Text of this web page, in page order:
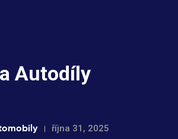
Autodíly
října 31, 2025